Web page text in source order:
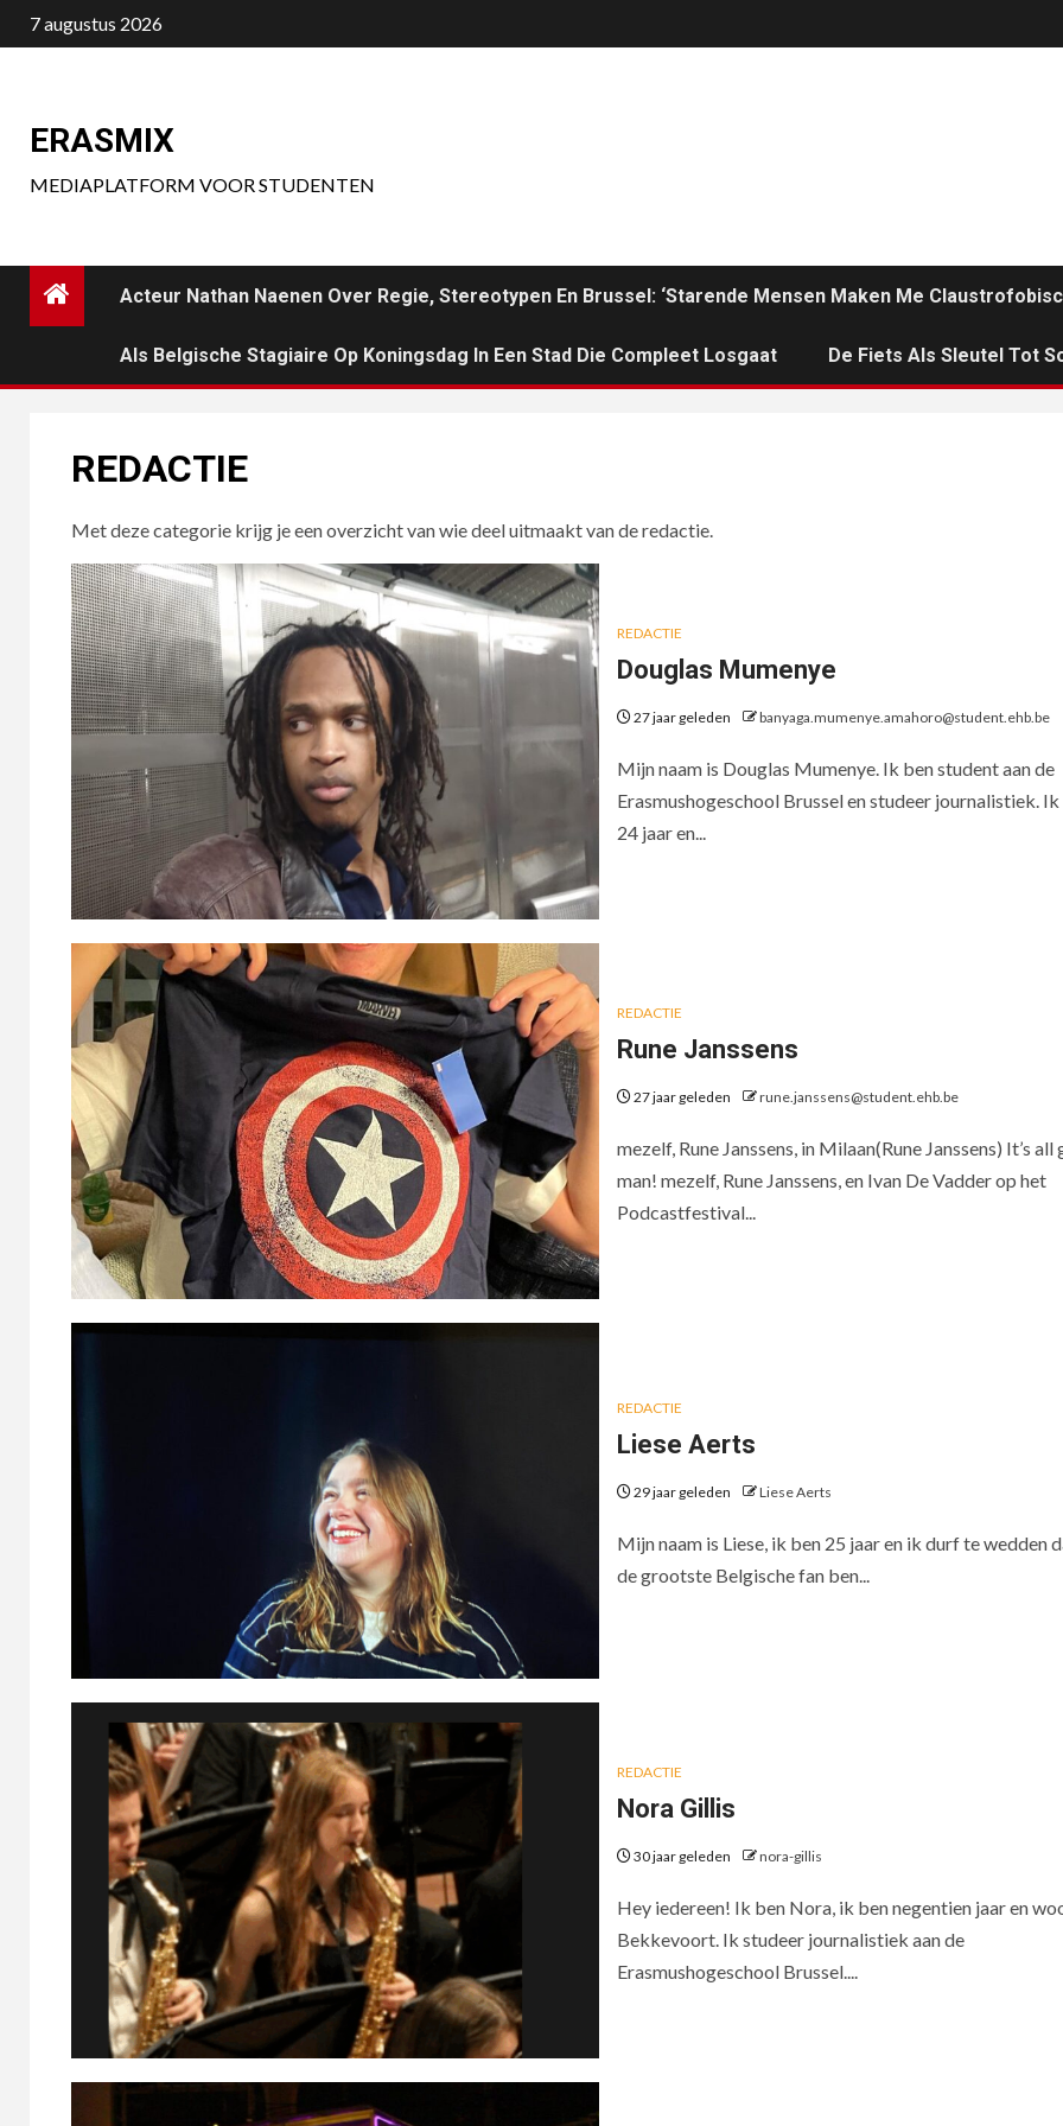
naar
7 augustus 2026
ERASMIX
MEDIAPLATFORM VOOR STUDENTEN
Acteur Nathan Naenen Over Regie, Stereotypen En Brussel: ‘Starende Mensen Maken Me
Als Belgische Stagiaire Op Koningsdag In Een Stad Die Compleet Losgaat De Fiets Als Sleutel Tot
REDACTIE
Met deze categorie krijg je een overzicht van wie deel uitmaakt van de redactie.
REDACTIE
Douglas Mumenye
27 jaar geleden banyaga.mumenye.amahoro@student.ehb.be
Mijn naam is Douglas Mumenye. Ik ben student aan de
Erasmushogeschool Brussel en studeer journalistiek. Ik
24 jaar en...
REDACTIE
Rune Janssens
27 jaar geleden rune.janssens@student.ehb.be
mezelf, Rune Janssens, in Milaan(Rune Janssens) It’s all
man! mezelf, Rune Janssens, en Ivan De Vadder op het
Podcastfestival...
REDACTIE
Liese Aerts
29 jaar geleden Liese Aerts
Mijn naam is Liese, ik ben 25 jaar en ik durf te wedden
de grootste Belgische fan ben...
REDACTIE
Nora Gillis
30 jaar geleden nora-gillis
Hey iedereen! Ik ben Nora, ik ben negentien jaar en
Bekkevoort. Ik studeer journalistiek aan de
Erasmushogeschool Brussel....